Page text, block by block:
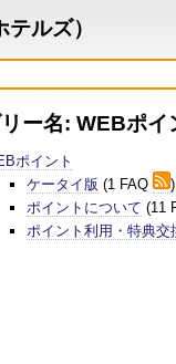
ルズ）
ー名: WEBポイ
ポイント
ケータイ版 (1 FAQ
)
ポイントについて (11
ポイント利用・特典交